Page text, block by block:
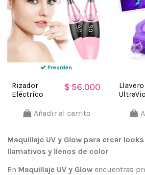
Preorden
Rizador
Eléctrico
Profesional
$ 56.000
Añadir al carrito
Llavero
Maquillaje UV y Glow para crear
llamativos y llenos de color
En Maquillaje UV y Glow encuentras